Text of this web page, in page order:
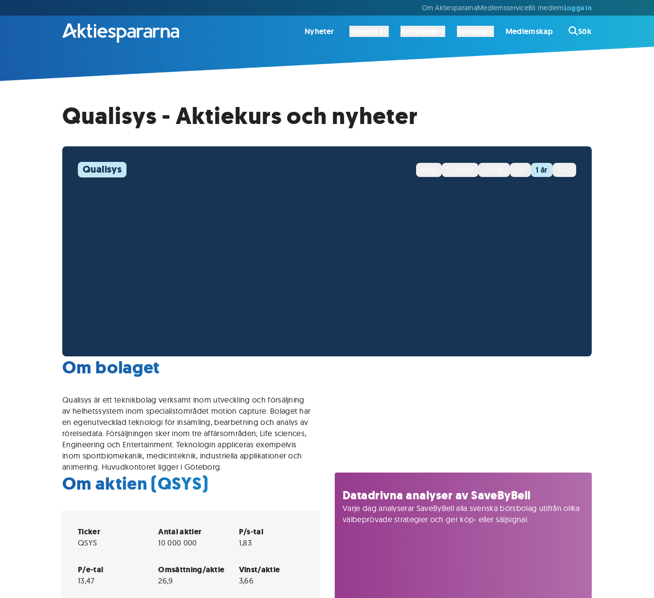
Om AktiespararnaMedlemsserviceBli medlemLogga in
Nyheter Medlemskap Sök
Qualisys - Aktiekurs och nyheter
Qualisys 1 år
Om bolaget
Qualisys är ett teknikbolag verksamt inom utveckling och försäljning
av helhetssystem inom specialistområdet motion capture. Bolaget har
en egenutvecklad teknologi för insamling, bearbetning och analys av
rörelsedata. Försäljningen sker inom tre affärsområden; Life sciences,
Engineering och Entertainment. Teknologin appliceras exempelvis
inom sportbiomekanik, medicinteknik, industriella applikationer och
animering. Huvudkontoret ligger i Göteborg.
Om aktien (QSYS)
Ticker
QSYS
Antal aktier
10 000 000
P/s-tal
1,83
P/e-tal
13,47
Omsättning/aktie
26,9
Vinst/aktie
3,66
Datadrivna analyser av SaveByBell
Varje dag analyserar SaveByBell alla svenska börsbolag utifrån olika
välbeprövade strategier och ger köp- eller säljsignal.